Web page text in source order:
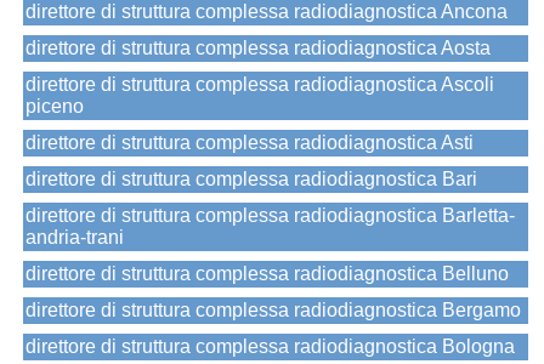
direttore di struttura complessa radiodiagnostica Ancona
direttore di struttura complessa radiodiagnostica Aosta
direttore di struttura complessa radiodiagnostica Ascoli
piceno
direttore di struttura complessa radiodiagnostica Asti
direttore di struttura complessa radiodiagnostica Bari
direttore di struttura complessa radiodiagnostica Barletta-
andria-trani
direttore di struttura complessa radiodiagnostica Belluno
direttore di struttura complessa radiodiagnostica Bergamo
direttore di struttura complessa radiodiagnostica Bologna